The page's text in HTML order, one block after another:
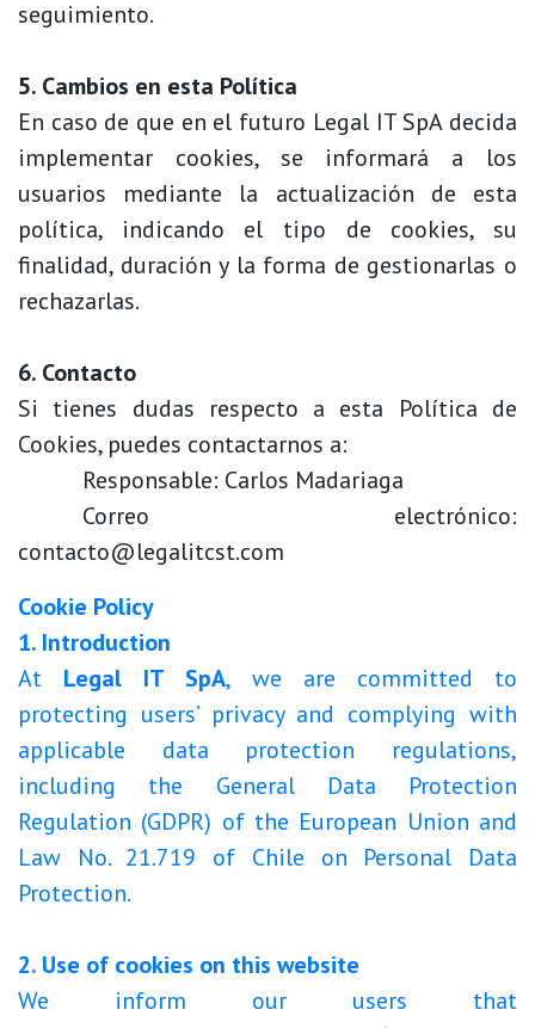
seguimiento.
5. Cambios en esta Política
En caso de que en el futuro Legal IT SpA decida
implementar cookies, se informará a los
usuarios mediante la actualización de esta
política, indicando el tipo de cookies, su
finalidad, duración y la forma de gestionarlas o
rechazarlas.
6. Contacto
Si tienes dudas respecto a esta Política de
Cookies, puedes contactarnos a:
​Responsable: Carlos Madariaga
​Correo electrónico:
contacto@legalitcst.com
Cookie Policy
1. Introduction
At Legal IT SpA, we are committed to
protecting users’ privacy and complying with
applicable data protection regulations,
including the General Data Protection
Regulation (GDPR) of the European Union and
Law No. 21.719 of Chile on Personal Data
Protection.
2. Use of cookies on this website
We inform our users that